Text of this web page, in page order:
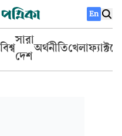
En
বিশ্ব
সারা
দেশ
অর্থনীতিখেলা